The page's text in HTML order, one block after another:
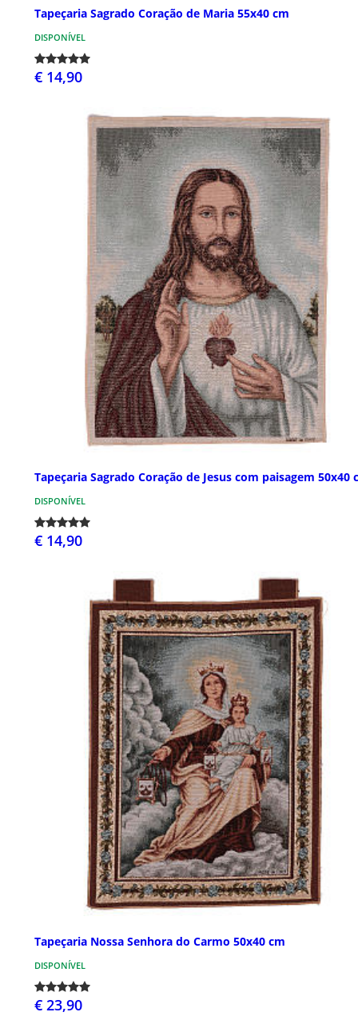
Tapeçaria Sagrado Coração de Maria 55x40 cm
DISPONÍVEL
€ 14,90
Tapeçaria Sagrado Coração de Jesus com paisagem 50x40
DISPONÍVEL
€ 14,90
Tapeçaria Nossa Senhora do Carmo 50x40 cm
DISPONÍVEL
€ 23,90